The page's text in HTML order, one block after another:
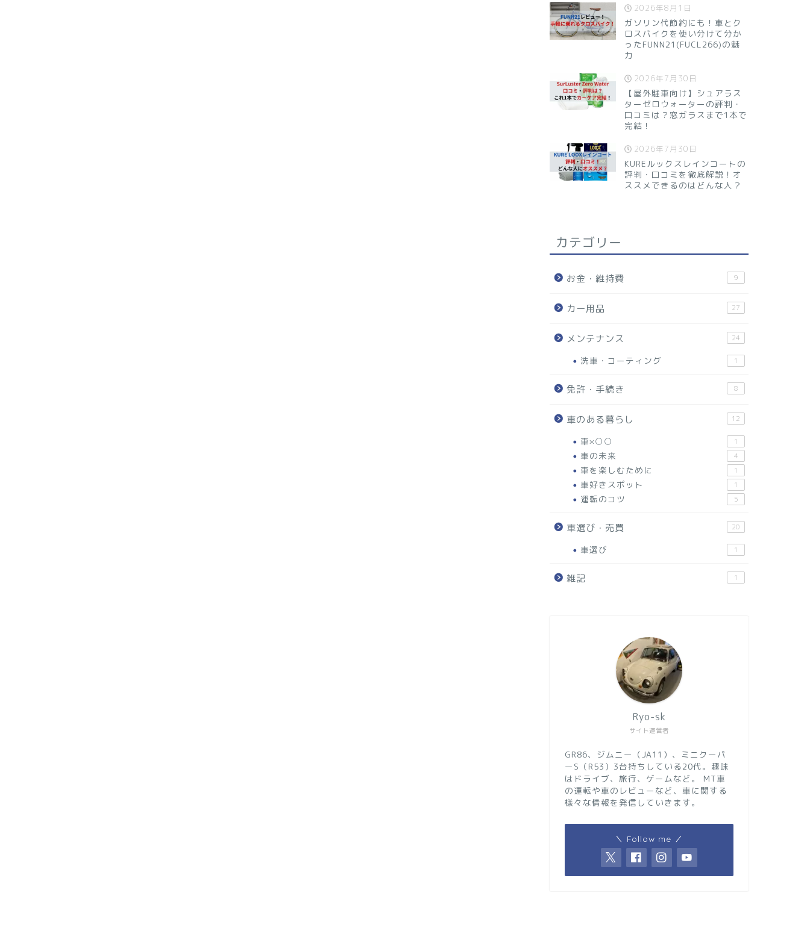
2026年8月1日
ガソリン代節約にも！車とク
ロスバイクを使い分けて分か
ったFUNN21(FUCL266)の魅
力
2026年7月30日
【屋外駐車向け】シュアラス
ターゼロウォーターの評判・
口コミは？窓ガラスまで1本で
完結！
2026年7月30日
KUREルックスレインコートの
評判・口コミを徹底解説！オ
ススメできるのはどんな人？
カテゴリー
お金・維持費 9
カー用品 27
メンテナンス 24
洗車・コーティング 1
免許・手続き 8
車のある暮らし 12
車×○○ 1
車の未来 4
車を楽しむために 1
車好きスポット 1
運転のコツ 5
車選び・売買 20
車選び 1
雑記 1
サイト運営者
Ryo-sk
GR86、ジムニー（JA11）、ミニクーパ
ーS（R53）3台持ちしている20代。趣味
はドライブ、旅行、ゲームなど。 MT車
の運転や車のレビューなど、車に関する
様々な情報を発信していきます。
＼ Follow me ／